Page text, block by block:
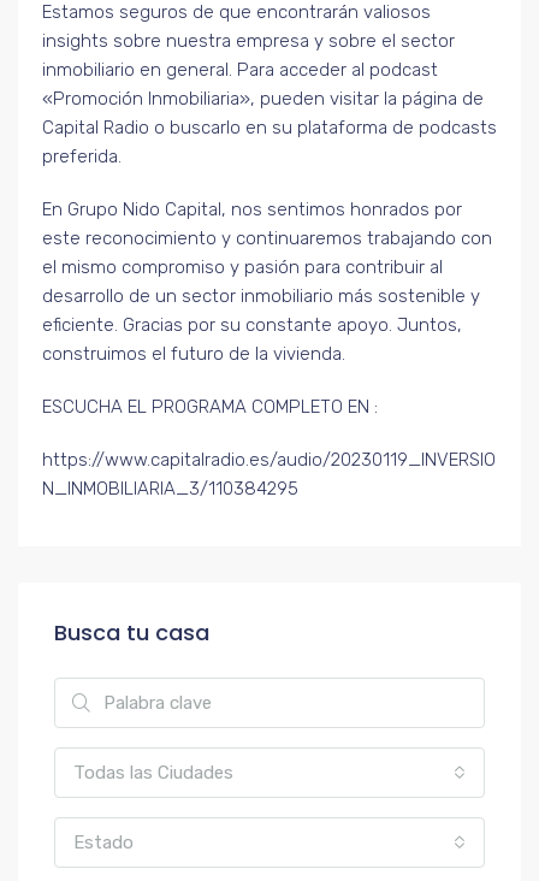
Estamos seguros de que encontrarán valiosos
insights sobre nuestra empresa y sobre el sector
inmobiliario en general. Para acceder al podcast
«Promoción Inmobiliaria», pueden visitar la página de
Capital Radio o buscarlo en su plataforma de podcasts
preferida.
En Grupo Nido Capital, nos sentimos honrados por
este reconocimiento y continuaremos trabajando con
el mismo compromiso y pasión para contribuir al
desarrollo de un sector inmobiliario más sostenible y
eficiente. Gracias por su constante apoyo. Juntos,
construimos el futuro de la vivienda.
ESCUCHA EL PROGRAMA COMPLETO EN :
https://www.capitalradio.es/audio/20230119_INVERSIO
N_INMOBILIARIA_3/110384295
Busca tu casa
Todas las Ciudades
Estado